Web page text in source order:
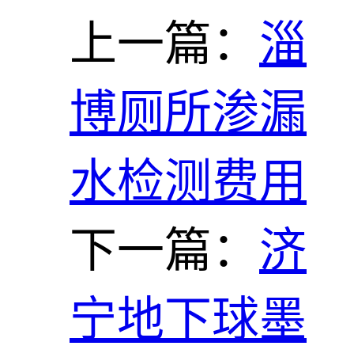
上一篇： 淄
博厕所渗漏
水检测费用
下一篇： 济
宁地下球墨